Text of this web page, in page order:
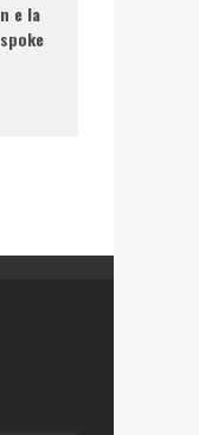
e la